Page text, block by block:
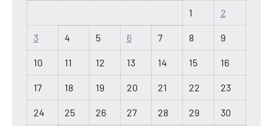
1 2
3 4 5 6 7 8 9
10 11 12 13 14 15 16
17 18 19 20 21 22 23
24 25 26 27 28 29 30